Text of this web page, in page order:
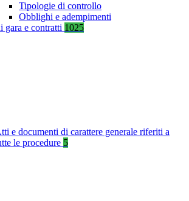
Tipologie di controllo
Obblighi e adempimenti
gara e contratti 1025
e documenti di carattere generale riferiti a
le procedure 5